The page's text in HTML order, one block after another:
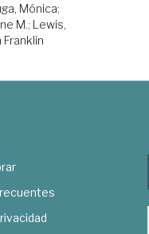
Mónica;
M.; Lewis,
Franklin